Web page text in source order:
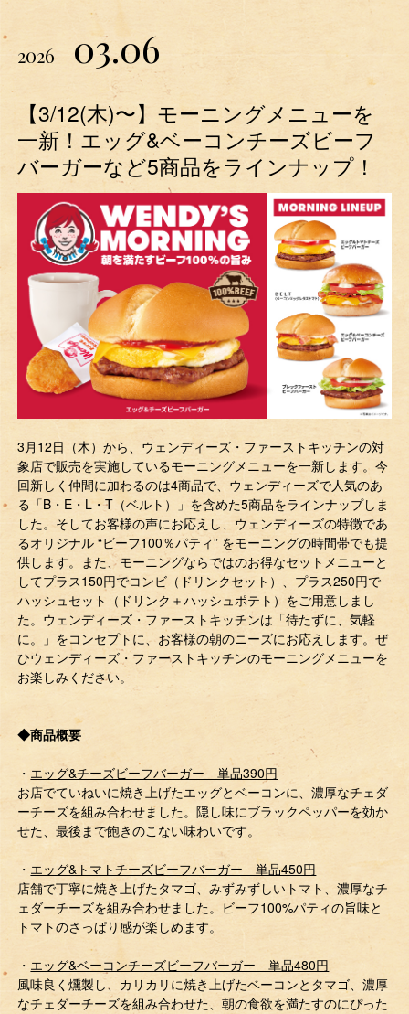
2026 03.06
【3/12(木)〜】モーニングメニューを
一新！エッグ&ベーコンチーズビーフ
バーガーなど5商品をラインナップ！
3月12日（木）から、ウェンディーズ・ファーストキッチンの対
象店で販売を実施しているモーニングメニューを一新します。今
回新しく仲間に加わるのは4商品で、ウェンディーズで人気のあ
る「B・E・L・T（ベルト）」を含めた5商品をラインナップしま
した。そしてお客様の声にお応えし、ウェンディーズの特徴であ
るオリジナル “ビーフ100％パティ” をモーニングの時間帯でも提
供します。また、モーニングならではのお得なセットメニューと
してプラス150円でコンビ（ドリンクセット）、プラス250円で
ハッシュセット（ドリンク＋ハッシュポテト）をご用意しまし
た。ウェンディーズ・ファーストキッチンは「待たずに、気軽
に。」をコンセプトに、お客様の朝のニーズにお応えします。ぜ
ひウェンディーズ・ファーストキッチンのモーニングメニューを
お楽しみください。
◆商品概要
・ エッグ&チーズビーフバーガー 単品390円
お店でていねいに焼き上げたエッグとベーコンに、濃厚なチェダ
ーチーズを組み合わせました。隠し味にブラックペッパーを効か
せた、最後まで飽きのこない味わいです。
・ エッグ&トマトチーズビーフバーガー 単品450円
店舗で丁寧に焼き上げたタマゴ、みずみずしいトマト、濃厚なチ
ェダーチーズを組み合わせました。ビーフ100%パティの旨味と
トマトのさっぱり感が楽しめます。
・ エッグ&ベーコンチーズビーフバーガー 単品480円
風味良く燻製し、カリカリに焼き上げたベーコンとタマゴ、濃厚
なチェダーチーズを組み合わせた、朝の食欲を満たすのにぴった